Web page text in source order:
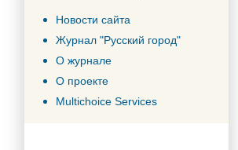
Новости сайта
Журнал "Русский город"
О журнале
О проекте
Multichoice Services